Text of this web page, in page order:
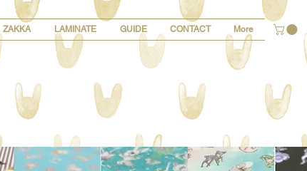
ZAKKA LAMINATE GUIDE CONTACT More